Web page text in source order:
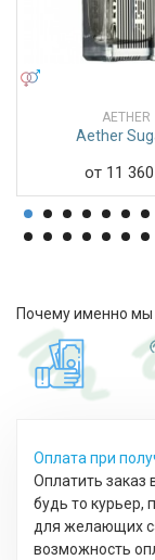
AETHER
Aether
от 11 360
Почему именно мы
Оплата при
Оплатить заказ
будь то курьер,
для желающих
возможность